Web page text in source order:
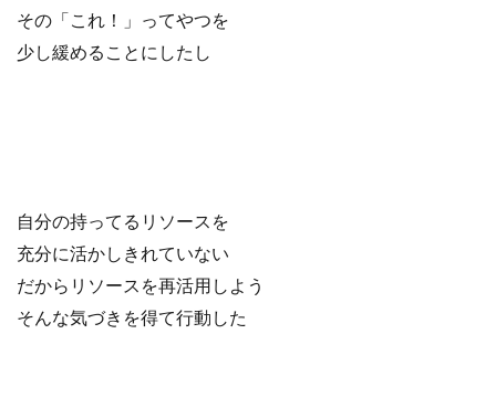
その「これ！」ってやつを
少し緩めることにしたし
自分の持ってるリソースを
充分に活かしきれていない
だからリソースを再活用しよう
そんな気づきを得て行動した